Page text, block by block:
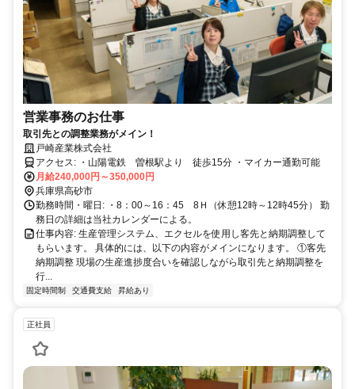
営業事務のお仕事
取引先との調整業務がメイン！
戸崎産業株式会社
アクセス: ・山陽電鉄 曽根駅より 徒歩15分 ・マイカー通勤可能
月給240,000円～350,000円
兵庫県高砂市
勤務時間・曜日: ・8：00～16：45 8Ｈ（休憩12時～12時45分） 勤
務日の詳細は当社カレンダーによる。
仕事内容: 生産管理システム、エクセルを使用し客先と納期調整して
もらいます。 具体的には、以下の内容がメインになります。 ①客先
納期調整 現場の生産進捗度合いを確認しながら取引先と納期調整を
行...
固定時間制 交通費支給 昇給あり
正社員